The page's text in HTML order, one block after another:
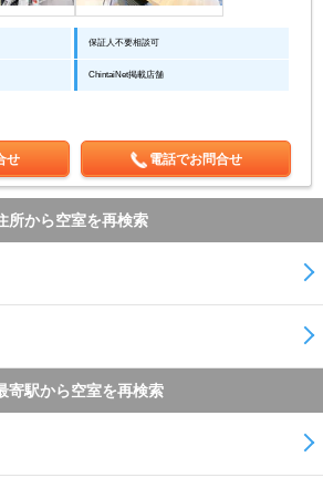
保証人不要相談可
ChintaiNet掲載店舗
せ 電話でお問合せ
から空室を再検索
駅から空室を再検索